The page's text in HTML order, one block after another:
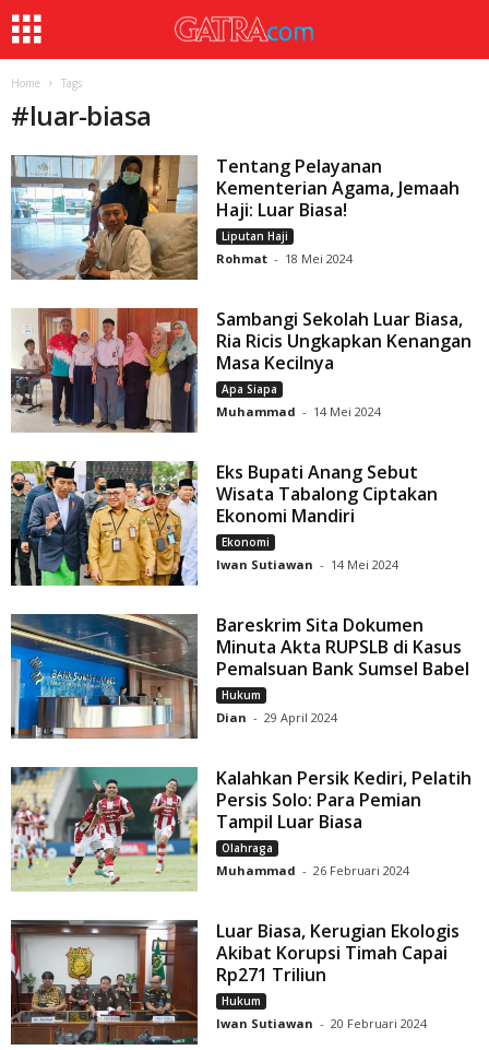
Home Tags
#luar-biasa
Tentang Pelayanan
Kementerian Agama, Jemaah
Haji: Luar Biasa!
Liputan Haji
Rohmat - 18 Mei 2024
Sambangi Sekolah Luar Biasa,
Ria Ricis Ungkapkan Kenangan
Masa Kecilnya
Apa Siapa
Muhammad - 14 Mei 2024
Eks Bupati Anang Sebut
Wisata Tabalong Ciptakan
Ekonomi Mandiri
Ekonomi
Iwan Sutiawan - 14 Mei 2024
Bareskrim Sita Dokumen
Minuta Akta RUPSLB di Kasus
Pemalsuan Bank Sumsel Babel
Hukum
Dian - 29 April 2024
Kalahkan Persik Kediri, Pelatih
Persis Solo: Para Pemian
Tampil Luar Biasa
Olahraga
Muhammad - 26 Februari 2024
Luar Biasa, Kerugian Ekologis
Akibat Korupsi Timah Capai
Rp271 Triliun
Hukum
Iwan Sutiawan - 20 Februari 2024